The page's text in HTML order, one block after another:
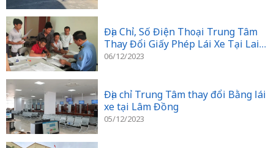
Địa Chỉ, Số Điện Thoại Trung Tâm
Thay Đổi Giấy Phép Lái Xe Tại Lai
Châu
06/12/2023
Địa chỉ Trung Tâm thay đổi Bằng lái
xe tại Lâm Đồng
05/12/2023